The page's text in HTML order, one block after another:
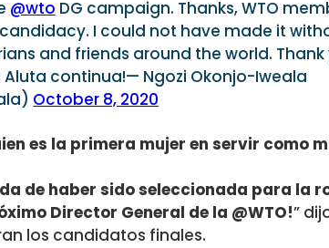
@wto DG campaign. Thanks, WTO
I could not have made it
and friends around the world. Thank
Aluta continua!— Ngozi Okonjo-Iweala
October 8, 2020
es la primera mujer en servir como
de haber sido seleccionada para la
Director General de la @WTO!”
los candidatos finales.